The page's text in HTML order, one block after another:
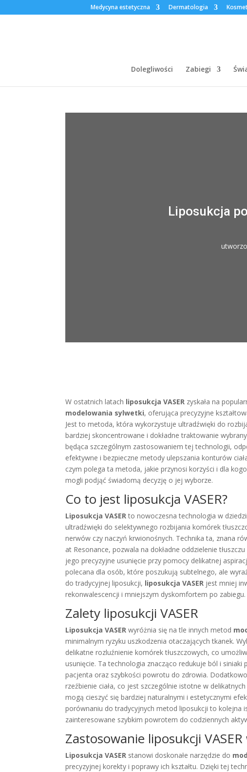
Medycyna estetyczna Dermatologia
Dolegliwości Zabiegi
Liposukcja
W ostatnich latach liposukcja VASER zyskała na
modelowania sylwetki, oferująca precyzyjne
Jest to metoda, która wykorzystuje ultradźwięki do
bardziej skoncentrowane i dokładne traktowanie
będąca szczególnym zastosowaniem tej technologii,
efektywne i bezpieczne metody ulepszania konturów
czym polega ta metoda, jakie przynosi korzyści i dla
mogli podjąć świadomą decyzję o jej wyborze.
Co to jest liposukcja VASER?
Liposukcja VASERto nowoczesna technologia w
ultradźwięki do selektywnego rozbijania komórek
nerwów czy naczyń krwionośnych. Technika ta, znana
at Resonance, pozwala na dokładne oddzielenie
jego precyzyjne usunięcie przy pomocy delikatnej
polecana dla osób, które poszukują subtelnego, ale
do tradycyjnej liposukcji, liposukcja VASER jest mniej
rekonwalescencji i mniejszym dyskomfortem po zabiegu.
Zalety liposukcji VASER
Liposukcja VASER wyróżnia się na tle innych metod
minimalnym ryzyku uszkodzenia otaczających tkanek.
delikatne rozluźnienie komórek tłuszczowych, co
usunięcie. Ta technologia znacząco redukuje ból i
pacjenta oraz szybkości powrotu do zdrowia.
rzeźbienie ciała, co jest szczególnie istotne w
mogą cieszyć się bardziej naturalnymi i estetycznymi
porównaniu do tradycyjnych metod liposukcji to kolejna
zainteresowane szybkim powrotem do codziennych
Zastosowanie liposukcji
Liposukcja VASER stanowi doskonałe narzędzie do
precyzyjnej korekty i poprawy ich kształtu. Dzięki tej